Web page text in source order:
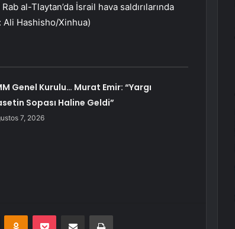
al-Tlaytan’da İsrail hava saldırılarında
Hashisho/Xinhua)
Genel Kurulu… Murat Emir: “Yargı
Sopası Haline Geldi”
7, 2026
Odnoklassniki
Pocket E-Posta ile paylaş Yazdır